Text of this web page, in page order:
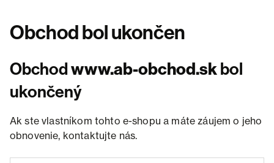
Obchod bol ukončen
Obchodwww.ab-obchod.skbol
ukončený
Ak ste vlastníkom tohto e-shopu a máte záujem o jeho
obnovenie, kontaktujte nás.